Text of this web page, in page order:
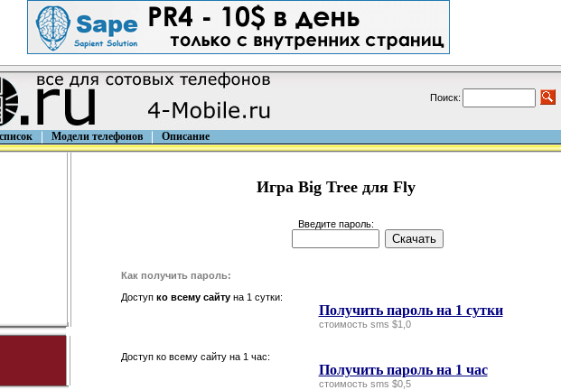
Поиск:
Модели телефонов Описание
Игра Big Tree для Fly
Введите пароль:
Как получить пароль:
Доступ ко всему сайтуна 1 сутки:
Получить пароль на 1 сутки
стоимость sms $1,0
Доступ ко всему сайту на 1 час:
Получить пароль на 1 час
стоимость sms $0,5